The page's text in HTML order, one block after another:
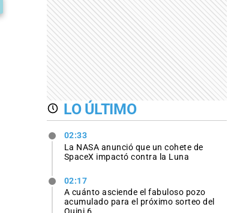
LO ÚLTIMO
02:33
La NASA anunció que un cohete de
SpaceX impactó contra la Luna
02:17
A cuánto asciende el fabuloso pozo
acumulado para el próximo sorteo del
Quini 6